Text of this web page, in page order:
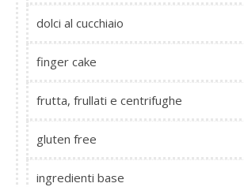
dolci al cucchiaio
finger cake
frutta, frullati e centrifughe
gluten free
ingredienti base